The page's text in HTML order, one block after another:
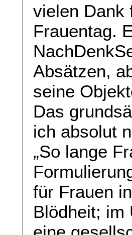
vielen Dank
Frauentag.
Absätzen,
seine
Das
ich absolut
„So lange
für Frauen
Blödheit; im